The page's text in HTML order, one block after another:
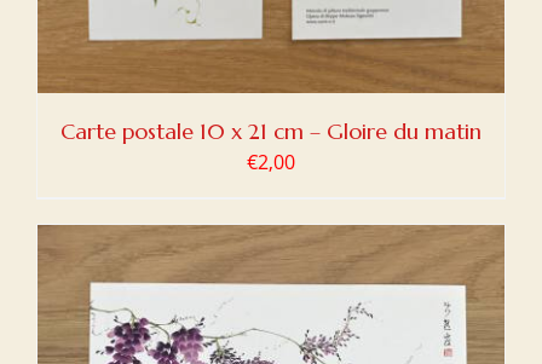
Carte postale 10 x 21 cm – Gloire du matin
€2,00